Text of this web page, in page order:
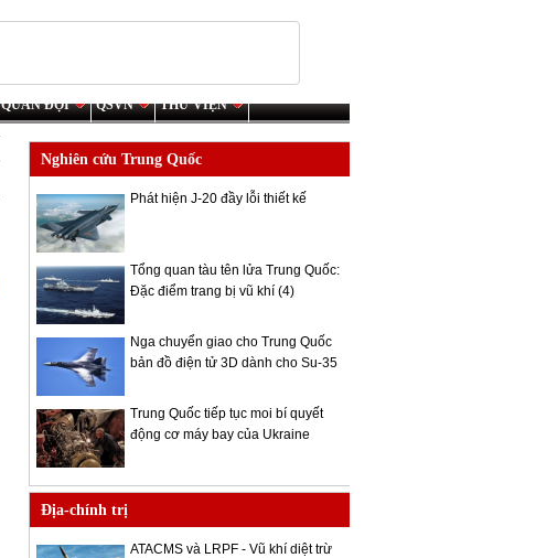
QUÂN ĐỘI QSVN THƯ VIỆN
Nghiên cứu Trung Quốc
Phát hiện J-20 đầy lỗi thiết kế
Tổng quan tàu tên lửa Trung Quốc:
Đặc điểm trang bị vũ khí (4)
Nga chuyển giao cho Trung Quốc
bản đồ điện tử 3D dành cho Su-35
Trung Quốc tiếp tục moi bí quyết
động cơ máy bay của Ukraine
Địa-chính trị
ATACMS và LRPF - Vũ khí diệt trừ